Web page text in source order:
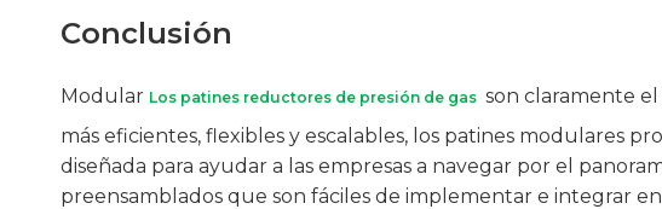
Conclusión
Modular Los patines reductores de presión de gas son claramente
más eficientes, flexibles y escalables, los patines modulares
diseñada para ayudar a las empresas a navegar por el
preensamblados que son fáciles de implementar e integrar